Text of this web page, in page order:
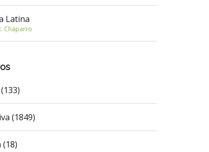
Latina
Chaparro
(1849)
(18)